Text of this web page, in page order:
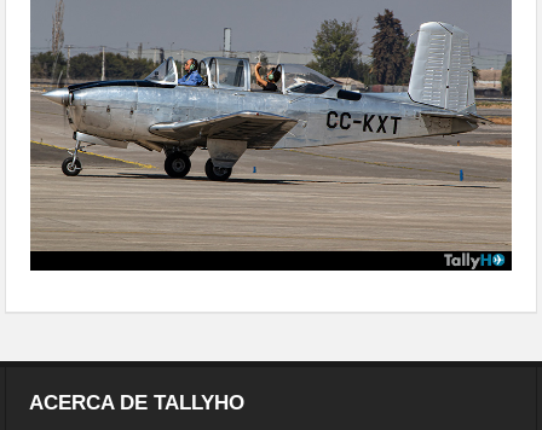
ACERCA DE TALLYHO